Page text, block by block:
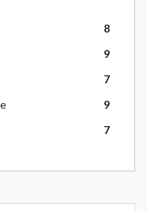
8
9
7
9
7